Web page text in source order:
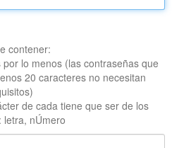
contener:
lo menos (las contraseñas que
20 caracteres no necesitan
de cada tiene que ser de los
letra, nÚmero